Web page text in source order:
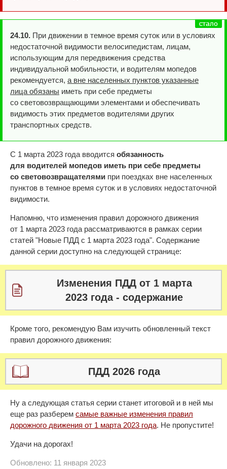
24.10. При движении в темное время суток или в условиях
недостаточной видимости велосипедистам, лицам,
использующим для передвижения средства
индивидуальной мобильности, и водителям мопедов
рекомендуется, а вне населенных пунктов указанные
лица обязаны иметь при себе предметы
со световозвращающими элементами и обеспечивать
видимость этих предметов водителями других
транспортных средств.
С 1 марта 2023 года вводится обязанность
для водителей мопедов иметь при себе предметы
со световозвращателями при поездках вне населенных
пунктов в темное время суток и в условиях недостаточной
видимости.
Напомню, что изменения правил дорожного движения
от 1 марта 2023 года рассматриваются в рамках серии
статей "Новые ПДД с 1 марта 2023 года". Содержание
данной серии доступно на следующей странице:
Изменения ПДД от 1 марта
2023 года - содержание
Кроме того, рекомендую Вам изучить обновленный текст
правил дорожного движения:
ПДД 2026 года
Ну а следующая статья серии станет итоговой и в ней мы
еще раз разберем самые важные изменения правил
дорожного движения от 1 марта 2023 года. Не пропустите!
Удачи на дорогах!
Обновлено: 11 января 2023